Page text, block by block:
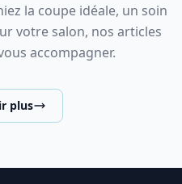
la coupe idéale, un soin
votre salon, nos articles
accompagner.
plus